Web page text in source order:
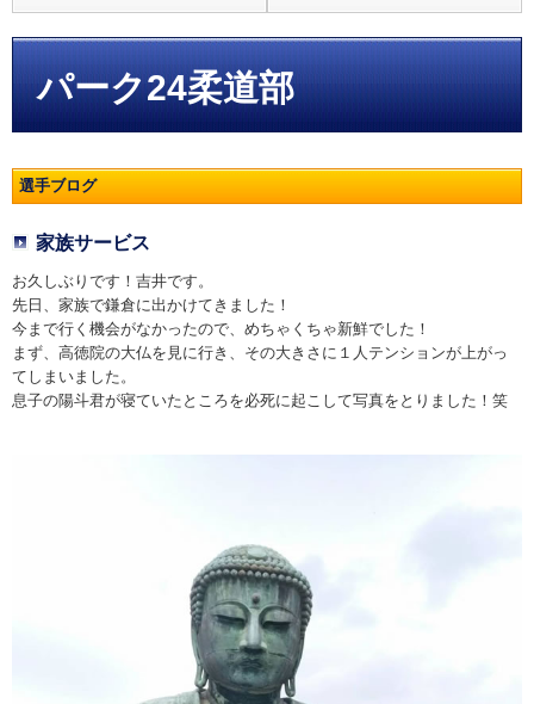
パーク24柔道部
選手ブログ
家族サービス
お久しぶりです！吉井です。
先日、家族で鎌倉に出かけてきました！
今まで行く機会がなかったので、めちゃくちゃ新鮮でした！
まず、高徳院の大仏を見に行き、その大きさに１人テンションが上がっ
てしまいました。
息子の陽斗君が寝ていたところを必死に起こして写真をとりました！笑